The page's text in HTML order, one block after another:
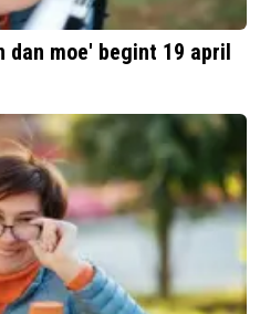
dan moe' begint 19 april